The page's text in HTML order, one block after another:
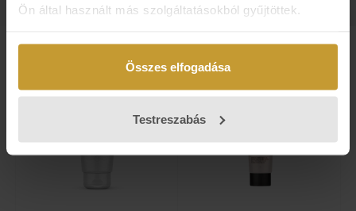
Ön által használt más szolgáltatásokból gyűjtöttek.
Összes elfogadása
Testreszabás